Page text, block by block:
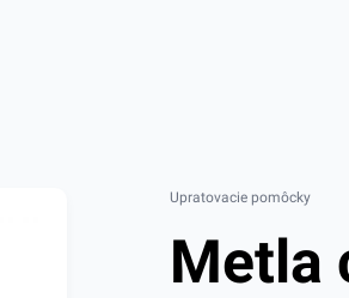
Upratovacie pomôcky
Metla